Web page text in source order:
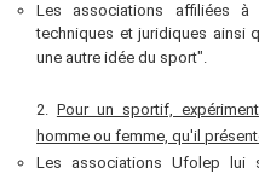
Les associations affiliées
techniques et juridiques ainsi
une autre idée du sport".
2. Pour un sportif,
homme ou femme, qu'il
Les associations Ufolep lui